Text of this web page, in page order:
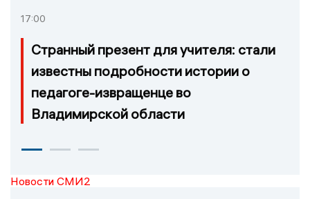
17:00
Странный презент для учителя: стали
известны подробности истории о
педагоге-извращенце во
Владимирской области
Новости СМИ2